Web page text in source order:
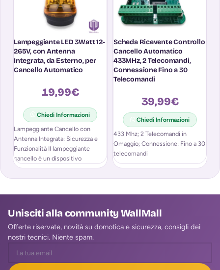
Lampeggiante LED 3Watt 12-
265V, con Antenna
Integrata, da Esterno, per
Cancello Automatico
19,99€
Chiedi Informazioni
Lampeggiante Cancello con
Antenna Integrata: Sicurezza e
Funzionalità Il lampeggiante
cancello è un dispositivo
fondamentale per segnalare il
movimento di
Scheda Ricevente Controllo
Cancello Automatico
433MHz, 2 Telecomandi,
Connessione Fino a 30
Telecomandi
39,99€
Chiedi Informazioni
433 Mhz; 2 Telecomandi in
Omaggio; Connessione: Fino a 30
telecomandi
Unisciti alla community WallMall
Offerte riservate, novità su domotica e sicurezza, consigli dei
nostri tecnici. Niente spam.